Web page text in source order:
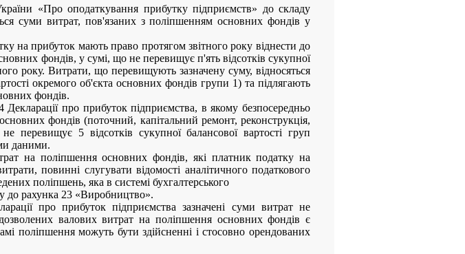
«Про оподаткування прибутку підприємств» до складу
суми витрат, пов'язаних з поліпшенням основних фондів у
на прибуток мають право протягом звітного року віднести до
фондів, у сумі, що не перевищує п'ять відсотків сукупної
року. Витрати, що перевищують зазначену суму, відносяться
окремого об'єкта основних фондів групи 1) та підлягають
фондів.
про прибуток підприємства, в якому безпосередньо
фондів (поточний, капітальний ремонт, реконструкція,
перевищує 5 відсотків сукупної балансової вартості груп
даними.
на поліпшення основних фондів, які платник податку на
повинні слугувати відомості аналітичного податкового
поліпшень, яка в системі бухгалтерського
до рахунка 23 «Виробництво».
про прибуток підприємства зазначені суми витрат не
валових витрат на поліпшення основних фондів є
поліпшення можуть бути здійсненні і стосовно орендованих